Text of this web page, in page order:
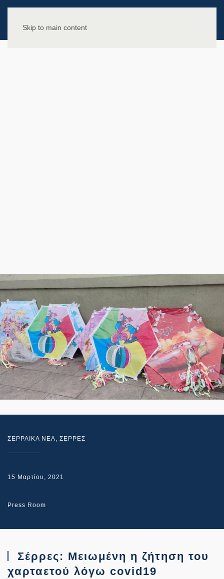
Skip to main content
ΣΕΡΡΑΙΚΑ ΝΕΑ, ΣΕΡΡΕΣ
15 Μαρτίου, 2021
Press Room
Σέρρες: Μειωμένη η ζήτηση του
χαρταετού λόγω covid19